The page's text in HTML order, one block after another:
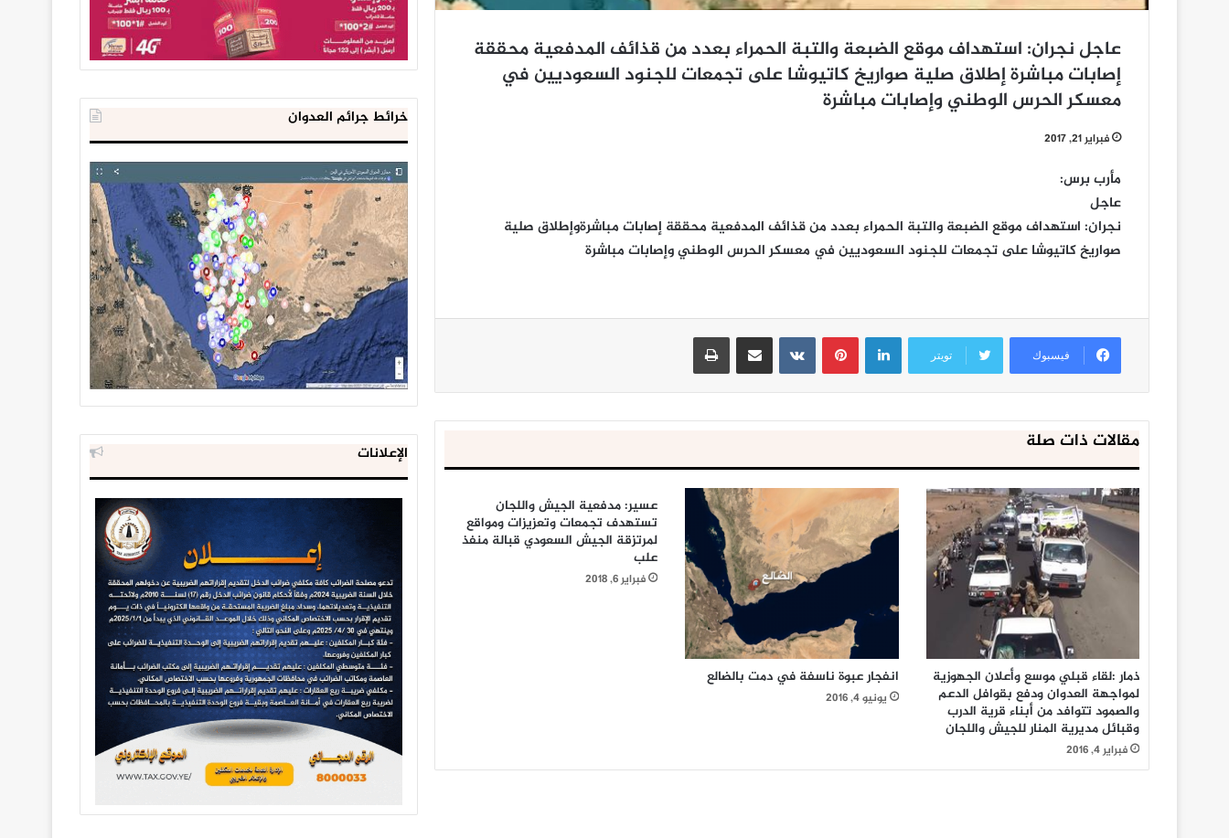
عاجل نجران: استهداف موقع الضبعة والتبة الحمراء بعدد من قذائف المدفعية محققة
إصابات مباشرة إطلاق صلية صواريخ كاتيوشا على تجمعات للجنود السعوديين في
معسكر الحرس الوطني وإصابات مباشرة
فبراير 21, 2017
مأرب برس:
عاجل
نجران: استهداف موقع الضبعة والتبة الحمراء بعدد من قذائف المدفعية محققة إصابات مباشرةوإطلاق صلية
صواريخ كاتيوشا على تجمعات للجنود السعوديين في معسكر الحرس الوطني وإصابات مباشرة
فيسبوك تويتر
لينكدإنبينتيريست مشاركة عبر البريد طباعة
مقالات ذات صلة
ذمار :لقاء قبلي موسع وأعلان الجهوزية
لمواجهة العدوان ودفع بقوافل الدعم
والصمود تتوافد من أبناء قرية الدرب
وقبائل مديرية المنار للجيش واللجان
فبراير 4, 2016
انفجار عبوة ناسفة في دمت بالضالع
يونيو 4, 2016
عسير: مدفعية الجيش واللجان
تستهدف تجمعات وتعزيزات ومواقع
لمرتزقة الجيش السعودي قبالة منفذ
علب
فبراير 6, 2018
خرائط جرائم العدوان
الإعلانات